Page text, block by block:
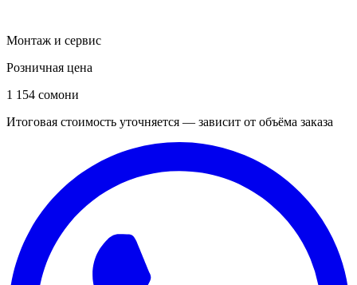
Монтаж и сервис
Розничная цена
1 154 сомони
Итоговая стоимость уточняется — зависит от объёма заказа